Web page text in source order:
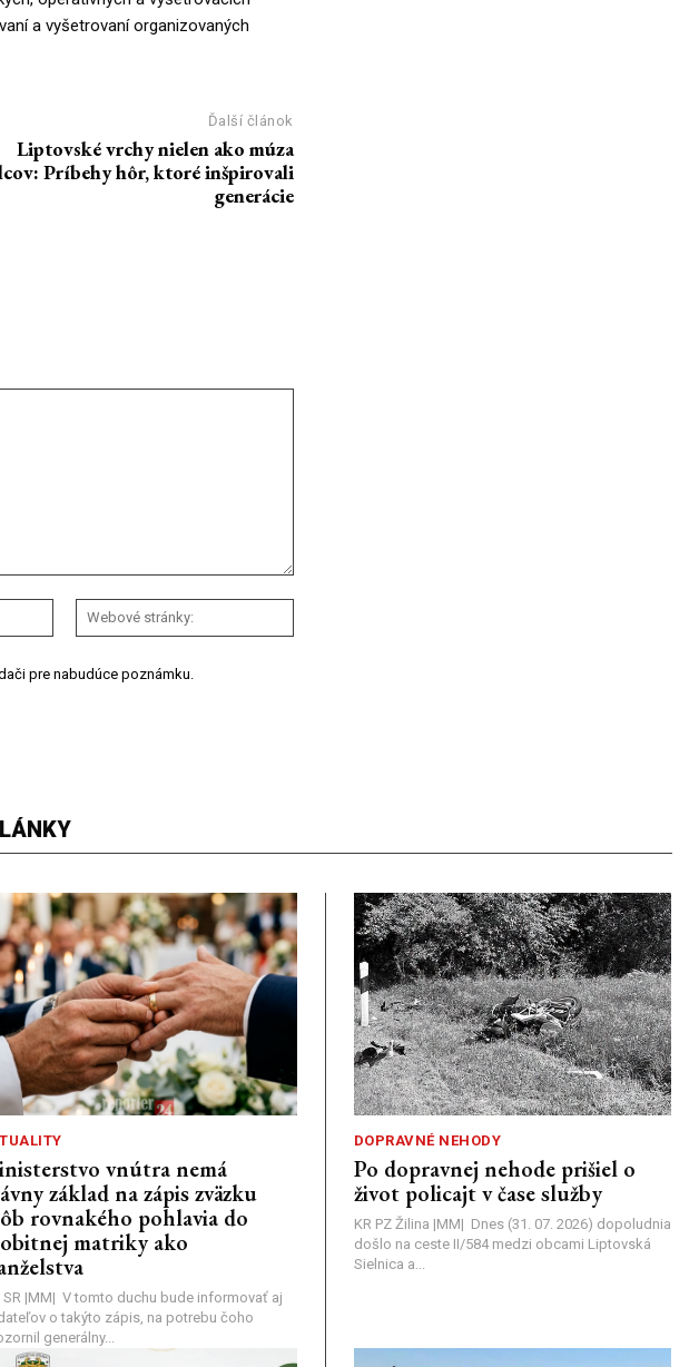
a vyšetrovaní organizovaných
Ďalší článok
Liptovské vrchy nielen ako múza
Príbehy hôr, ktoré inšpirovali
generácie
Email:
stránky:
pre nabudúce poznámku.
vnútra nemá
základ na zápis zväzku
rovnakého pohlavia do
matriky ako
SR |MM| V tomto duchu bude informovať aj
o takýto zápis, na potrebu čoho
generálny...
DOPRAVNÉ NEHODY
Po dopravnej nehode prišiel o
život policajt v čase služby
KR PZ Žilina |MM| Dnes (31. 07. 2026) dopoludnia
došlo na ceste II/584 medzi obcami Liptovská
Sielnica a...